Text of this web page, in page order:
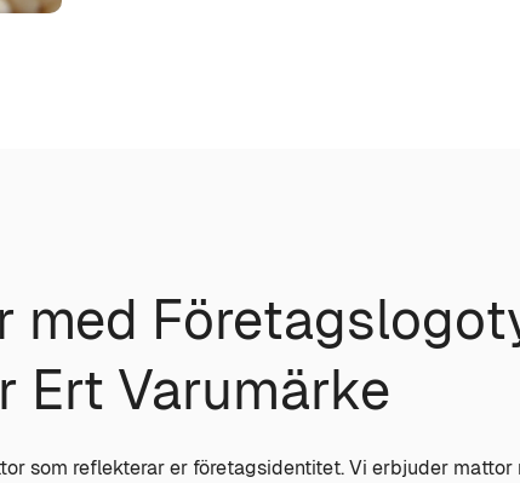
med
Ert Varumärke
som reflekterar er företagsidentitet. Vi erbjuder mattor